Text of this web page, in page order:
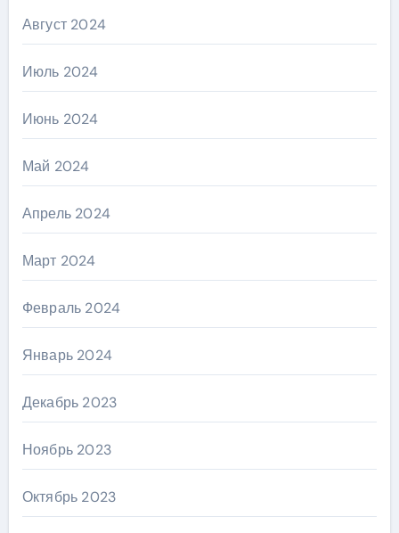
Август 2024
Июль 2024
Июнь 2024
Май 2024
Апрель 2024
Март 2024
Февраль 2024
Январь 2024
Декабрь 2023
Ноябрь 2023
Октябрь 2023